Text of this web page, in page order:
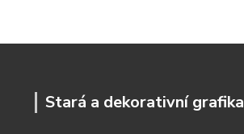
Stará a dekorativní grafika